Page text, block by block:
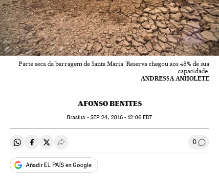
Parte seca da barragem de Santa Maria. Reserva chegou aos 48% de sua
capacidade.
ANDRESSA ANHOLETE
AFONSO BENITES
Brasília - SEP 24, 2016 - 12:06EDT
Compartir en Whatsapp
Compartir en Facebook
Compartir en Twitter
Desplegar Redes Sociales 0
Añadir EL PAÍS en Google